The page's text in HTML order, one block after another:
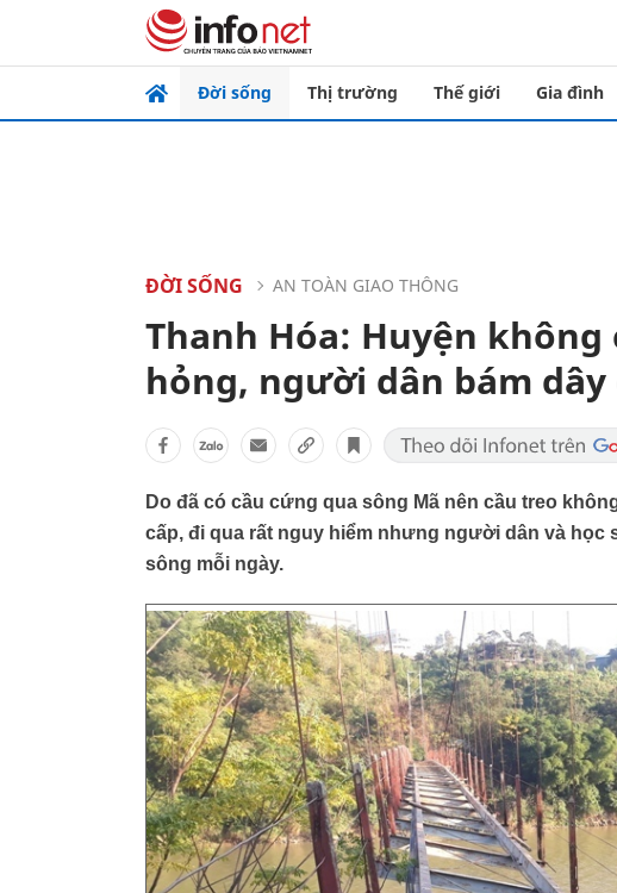
Đời sống Thị trường Thế giới Gia đình
ĐỜI SỐNG AN TOÀN GIAO THÔNG
Thanh Hóa: Huyện
hỏng, người dân bám dây
Do đã có cầu cứng qua sông Mã nên cầu treo
cấp, đi qua rất nguy hiểm nhưng người dân và học
sông mỗi ngày.